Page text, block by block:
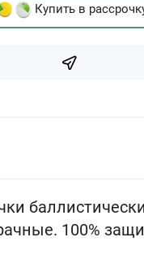
Купить в
100%